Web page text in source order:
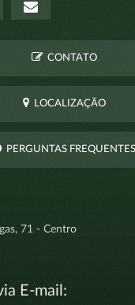
CONTATO
LOCALIZAÇÃO
PERGUNTAS FREQUENTES
71 - Centro
E-mail: